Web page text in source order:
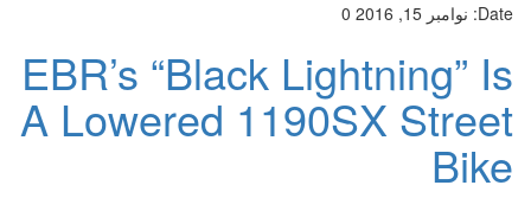
Date: نوامبر 15, 2016 0
EBR’s “Black Lightning” Is
A Lowered 1190SX Street
Bike